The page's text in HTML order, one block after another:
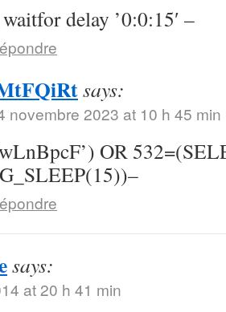
waitfor delay ’0:0:15′ –
says:
novembre 2023 at 10 h 45 min
OR
says:
at 20 h 41 min